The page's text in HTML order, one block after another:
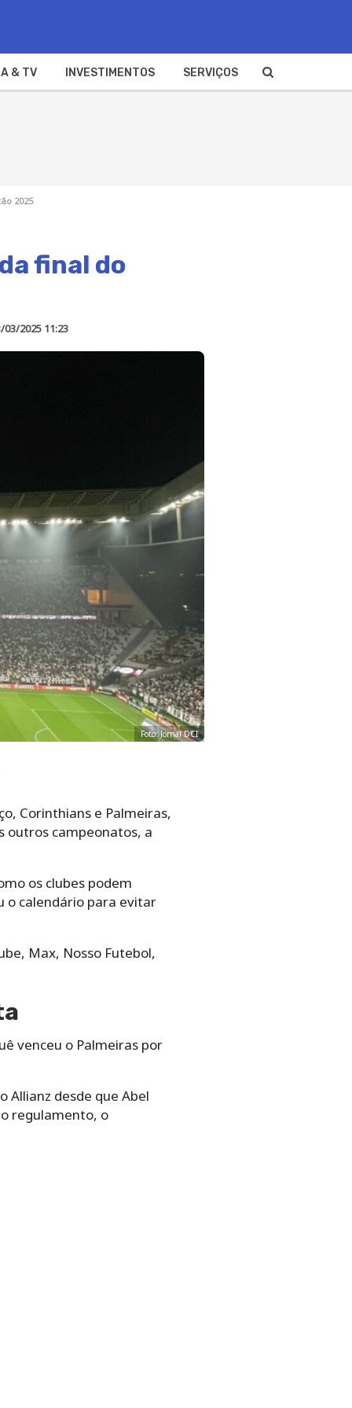
& TV INVESTIMENTOS SERVIÇOS
2025
final do
03/2025 11:23
Foto: Jornal DCI
Corinthians e Palmeiras,
outros campeonatos, a
os clubes podem
o calendário para evitar
Max, Nosso Futebol,
venceu o Palmeiras por
Allianz desde que Abel
regulamento, o